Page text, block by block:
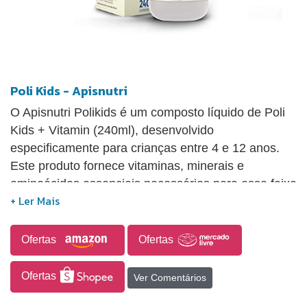
Poli Kids - Apisnutri
O Apisnutri Polikids é um composto líquido de Poli
Kids + Vitamin (240ml), desenvolvido
especificamente para crianças entre 4 e 12 anos.
Este produto fornece vitaminas, minerais e
aminoácidos essenciais necessários para essa faixa
etária, com fácil absorção pelo organismo. Além
paladar infantil e alto teor vitamínico.
Ofertas Ofertas
Ofertas Ver Comentários